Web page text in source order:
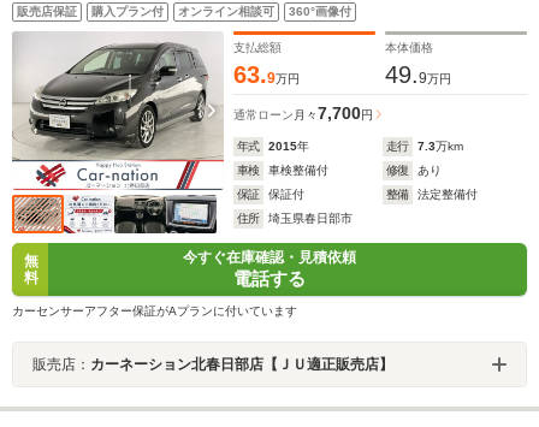
ートライト/自動防眩ミラー/アイドリングストップ/純正17
インチアルミホイール
販売店保証 購入プラン付 オンライン相談可 360°画像付
支払総額
63.9万円
本体価格
49.9万円
通常ローン 月々7,700円
年式 2015年 走行 7.3万km
車検
車検整備付 修復
あり
保証
保証付 整備
法定整備付
住所
埼玉県春日部市
無
料
今すぐ在庫確認・見積依頼
電話する
カーセンサーアフター保証がAプランに付いています
販売店： カーネーション北春日部店【ＪＵ適正販売店】